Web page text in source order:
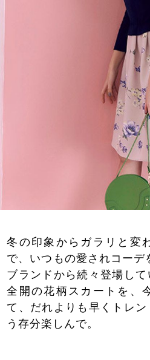
冬の印象からガラリと変
で、いつもの愛されコー
ブランドから続々登場し
全開の花柄スカートを、
て、だれよりも早くトレ
う存分楽しんで。